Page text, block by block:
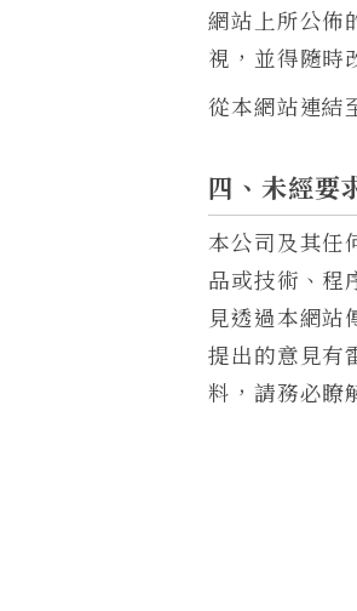
網站上所公佈
視，並得隨時
從本網站連結
四、未經要
本公司及其任
品或技術、程
見透過本網站
提出的意見有
料，請務必瞭